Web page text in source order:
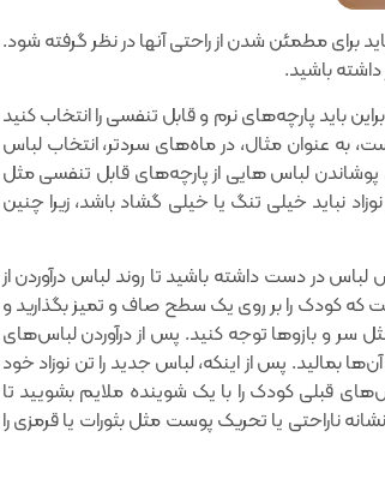
مطمئن شدن از راحتی آنها در نظر گرفته شود.
باشید.
باید پارچه‌های نرم و قابل تنفسی را انتخاب کنید
به عنوان مثال‌، در ماه‌های سردتر‌، انتخاب لباس
لباس هایی از پارچه‌های قابل تنفسی مثل
نباید خیلی تنگ یا خیلی گشاد باشد‌، زیرا چنین
در دست داشته باشید تا روند لباس درآوردن از
که کودک را بر روی یک سطح صاف و تمیز بگذارید و
سر و بازوها توجه کنید. پس از درآوردن لباس‌های
بمالید. پس از اینکه، لباس جدید را تن نوزاد خود
قبلی ‌کودک را با یک شوینده ملایم بشویید تا
ناراحتی یا تحریک پوست مثل بثورات یا قرمزی را